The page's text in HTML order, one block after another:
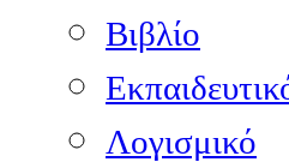
Βιβλίο
Λογισμικό